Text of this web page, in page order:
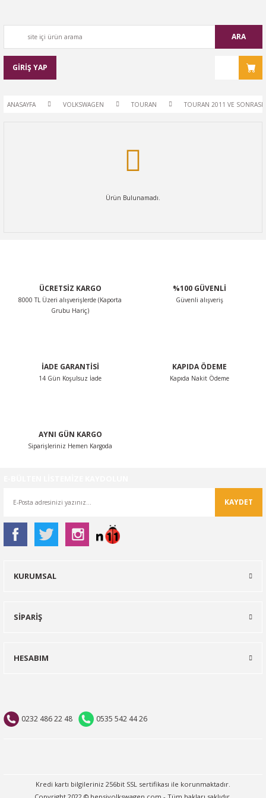
ARA
GİRİŞ YAP
ANASAYFA VOLKSWAGEN TOURAN TOURAN 2011 VE SONRASI
Ürün Bulunamadı.
ÜCRETSİZ KARGO
8000 TL Üzeri alışverişlerde (Kaporta
Grubu Hariç)
%100 GÜVENLİ
Güvenli alışveriş
İADE GARANTİSİ
14 Gün Koşulsuz İade
KAPIDA ÖDEME
Kapıda Nakit Ödeme
AYNI GÜN KARGO
Siparişleriniz Hemen Kargoda
KAYDET
0232 486 22 48 0535 542 44 26
KURUMSAL
SİPARİŞ
HESABIM
Kredi kartı bilgileriniz 256bit SSL sertifikası ile korunmaktadır.